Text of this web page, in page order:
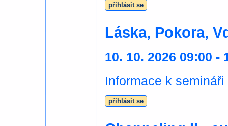
přihlásit se
Láska, Pokora,
10. 10. 2026 09:00 -
Informace k
přihlásit se